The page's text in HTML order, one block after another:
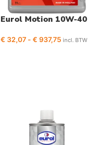
Eurol Motion 10W-40
€ 32,07 - € 937,75 incl. BTW